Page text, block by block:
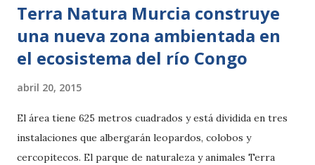
Terra Natura Murcia construye
una nueva zona ambientada en
el ecosistema del río Congo
abril 20, 2015
El área tiene 625 metros cuadrados y está dividida en tres
instalaciones que albergarán leopardos, colobos y
cercopitecos. El parque de naturaleza y animales Terra